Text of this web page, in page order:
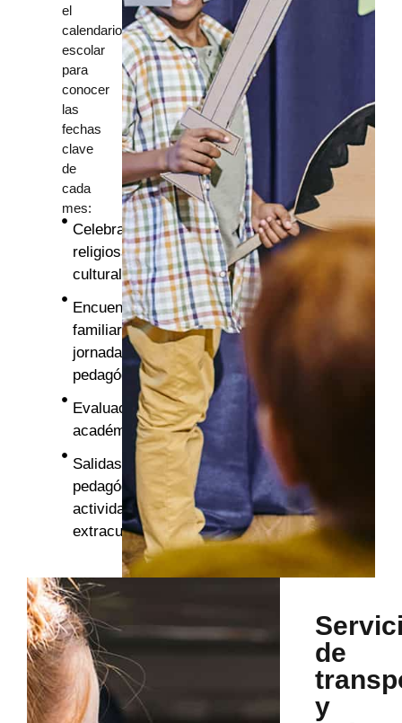
el
calendario
escolar
para
conocer
las
fechas
clave
de
cada
mes:
Celebraciones
religiosas y
culturales
Encuentros
familiares y
jornadas
pedagógicas
Evaluaciones
académicas
Salidas
pedagógicas y
actividades
extracurriculares
de
y